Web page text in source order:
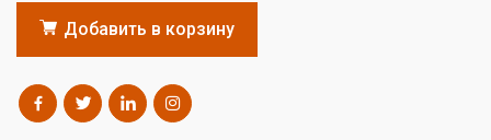
Добавить в корзину